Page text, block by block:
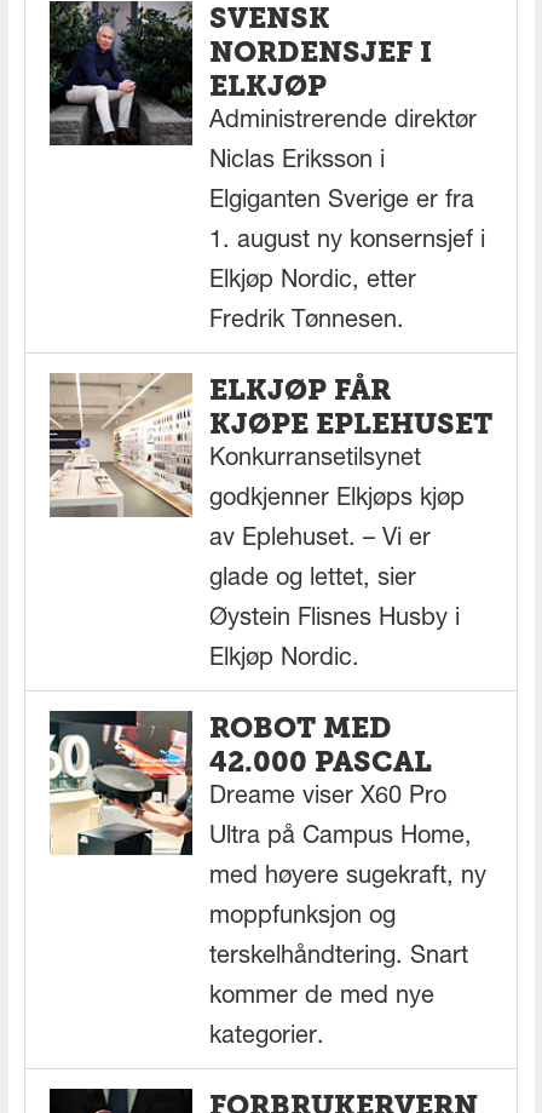
SVENSK
NORDENSJEF I
ELKJØP
Administrerende direktør
Niclas Eriksson i
Elgiganten Sverige er fra
1. august ny konsernsjef i
Elkjøp Nordic, etter
Fredrik Tønnesen.
ELKJØP FÅR
KJØPE EPLEHUSET
Konkurransetilsynet
godkjenner Elkjøps kjøp
av Eplehuset. – Vi er
glade og lettet, sier
Øystein Flisnes Husby i
Elkjøp Nordic.
ROBOT MED
42.000 PASCAL
Dreame viser X60 Pro
Ultra på Campus Home,
med høyere sugekraft, ny
moppfunksjon og
terskelhåndtering. Snart
kommer de med nye
kategorier.
FORBRUKERVERN